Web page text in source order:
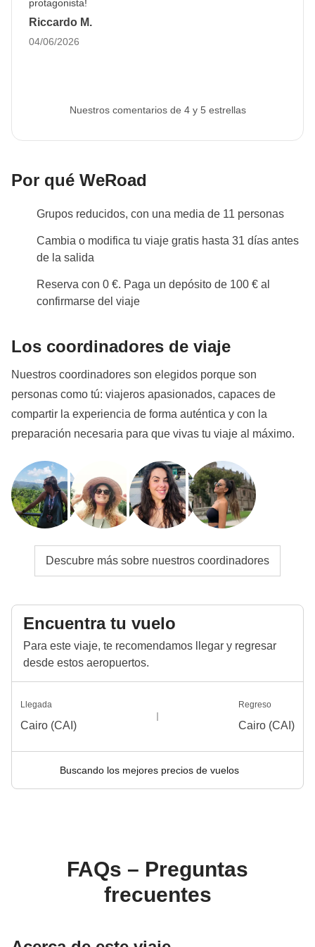
locales como esta, ¡será una oportunidad para
conocerlas aún más de cerca!
protagonista!
Riccardo M.
04/06/2026
Nuestros comentarios de 4 y 5 estrellas
Por qué WeRoad
Grupos reducidos, con una media de 11 personas
Cambia o modifica tu viaje gratis hasta 31 días antes
de la salida
Reserva con 0 €. Paga un depósito de 100 € al
confirmarse del viaje
Los coordinadores de viaje
Nuestros coordinadores son elegidos porque son
personas como tú: viajeros apasionados, capaces de
compartir la experiencia de forma auténtica y con la
preparación necesaria para que vivas tu viaje al máximo.
Descubre más sobre nuestros coordinadores
Encuentra tu vuelo
Para este viaje, te recomendamos llegar y regresar
desde estos aeropuertos.
Llegada
Cairo (CAI)
Regreso
Cairo (CAI)
Buscando los mejores precios de vuelos
FAQs – Preguntas
frecuentes